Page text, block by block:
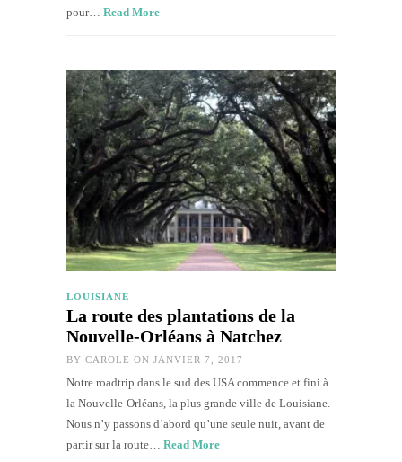
pour… Read More
LOUISIANE
La route des plantations de la
Nouvelle-Orléans à Natchez
BY CAROLE ON JANVIER 7, 2017
Notre roadtrip dans le sud des USA commence et fini à
la Nouvelle-Orléans, la plus grande ville de Louisiane.
Nous n’y passons d’abord qu’une seule nuit, avant de
partir sur la route… Read More